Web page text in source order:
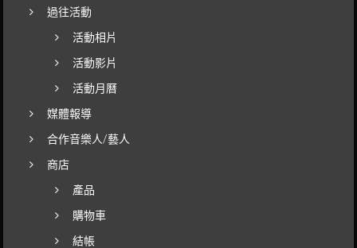
過往活動
活動相片
活動影片
活動月曆
媒體報導
合作音樂人/藝人
商店
產品
購物車
結帳